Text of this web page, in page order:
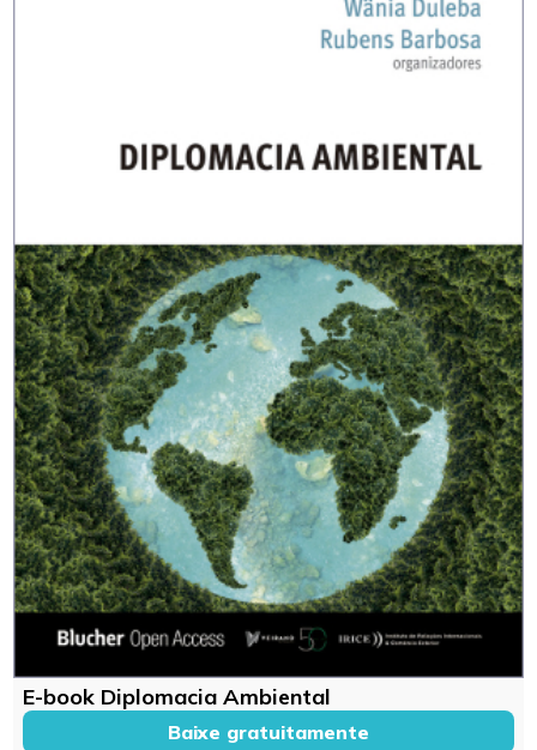
E-book Diplomacia Ambiental
Baixe gratuitamente